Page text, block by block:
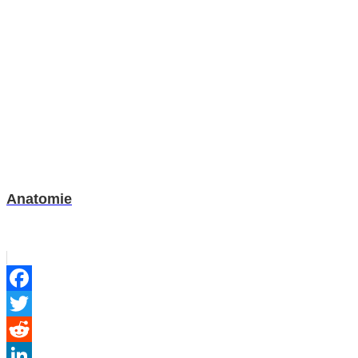
Anatomie
Facebook
Twitter
Reddit